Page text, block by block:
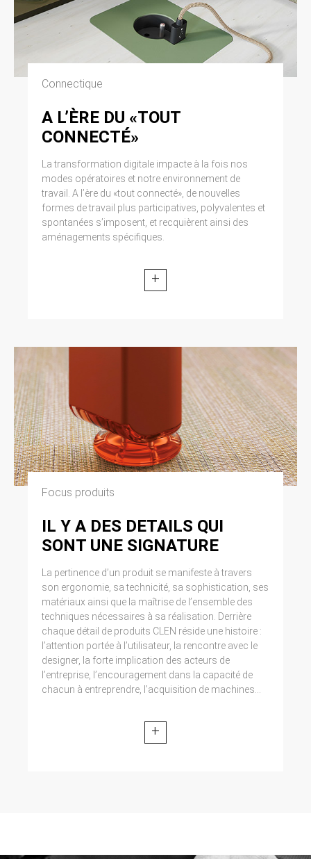
Connectique
A L’ÈRE DU «TOUT
CONNECTÉ»
La transformation digitale impacte à la fois nos
modes opératoires et notre environnement de
travail. A l’ère du «tout connecté», de nouvelles
formes de travail plus participatives, polyvalentes et
spontanées s’imposent, et recquièrent ainsi des
aménagements spécifiques.
+
Focus produits
IL Y A DES DETAILS QUI
SONT UNE SIGNATURE
La pertinence d’un produit se manifeste à travers
son ergonomie, sa technicité, sa sophistication, ses
matériaux ainsi que la maîtrise de l’ensemble des
techniques nécessaires à sa réalisation. Derrière
chaque détail de produits CLEN réside une histoire :
l’attention portée à l’utilisateur, la rencontre avec le
designer, la forte implication des acteurs de
l’entreprise, l’encouragement dans la capacité de
chacun à entreprendre, l’acquisition de machines...
+